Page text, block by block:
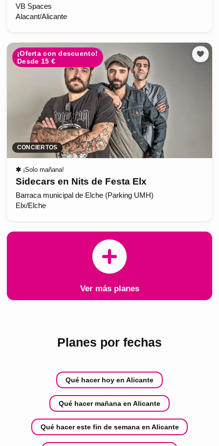
VB Spaces
Alacant/Alicante
¡Oferta con descuento!
Desde 15 €
CONCIERTOS
✱ ¡Solo mañana!
Sidecars en Nits de Festa Elx
Barraca municipal de Elche (Parking UMH)
Elx/Elche
Ver más planes
Planes por fechas
Qué hacer hoy en Alicante
Qué hacer mañana en Alicante
Qué hacer este fin de semana en Alicante